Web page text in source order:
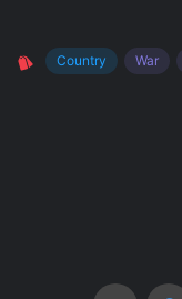
Country War